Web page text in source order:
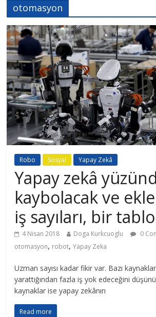
otomasyon
Robo Sosyal Yapay Zekâ
Yapay zekâ
kaybolacak ve
iş sayıları, bir
4 Nisan 2018 Doga Kurkcuoglu
0
otomasyon, robot,Yapay Zeka
Uzman sayısı kadar fikir var. Bazı
yarattığından fazla iş yok edeceğini
kaynaklar ise yapay zekânın
Read more